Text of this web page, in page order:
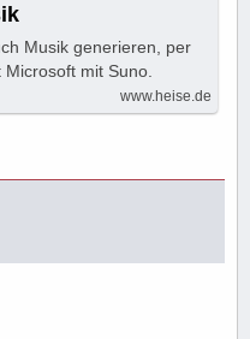
Musik generieren, per
mit Suno.
www.heise.de